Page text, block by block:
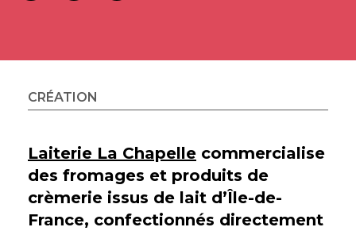
CRÉATION
Laiterie La Chapelle commercialise
des fromages et produits de
crèmerie issus de lait d’Île-de-
France, confectionnés directement